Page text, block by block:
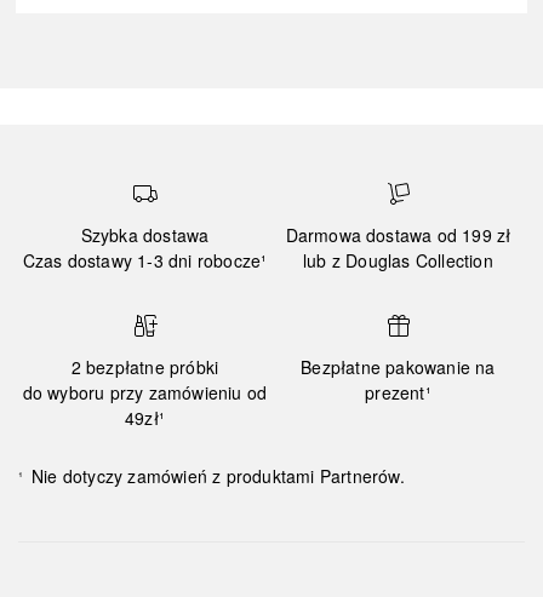
Szybka dostawa
Czas dostawy 1-3 dni robocze¹
Darmowa dostawa od 199 zł
lub z Douglas Collection
2 bezpłatne próbki
do wyboru przy zamówieniu od
49zł¹
Bezpłatne pakowanie na
prezent¹
¹ Nie dotyczy zamówień z produktami Partnerów.